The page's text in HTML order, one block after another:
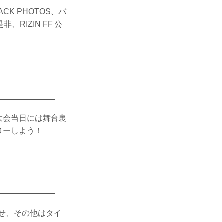
PHOTOS、バ
非、RIZIN FF 公
当日には舞台裏
しよう！
、その他はタイ